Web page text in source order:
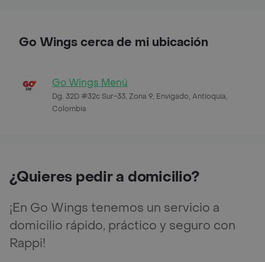
Go Wings cerca de mi ubicación
Go Wings Menú
Dg. 32D #32c Sur-33, Zona 9, Envigado, Antioquia,
Colombia
¿Quieres pedir a domicilio?
¡En Go Wings tenemos un servicio a
domicilio rápido, práctico y seguro con
Rappi!